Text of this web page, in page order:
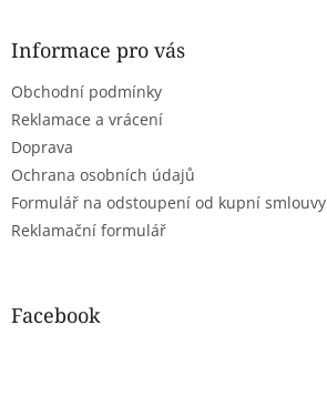
Informace pro vás
Obchodní podmínky
Reklamace a vrácení
Doprava
Ochrana osobních údajů
Formulář na odstoupení od kupní smlouvy
Reklamační formulář
Facebook